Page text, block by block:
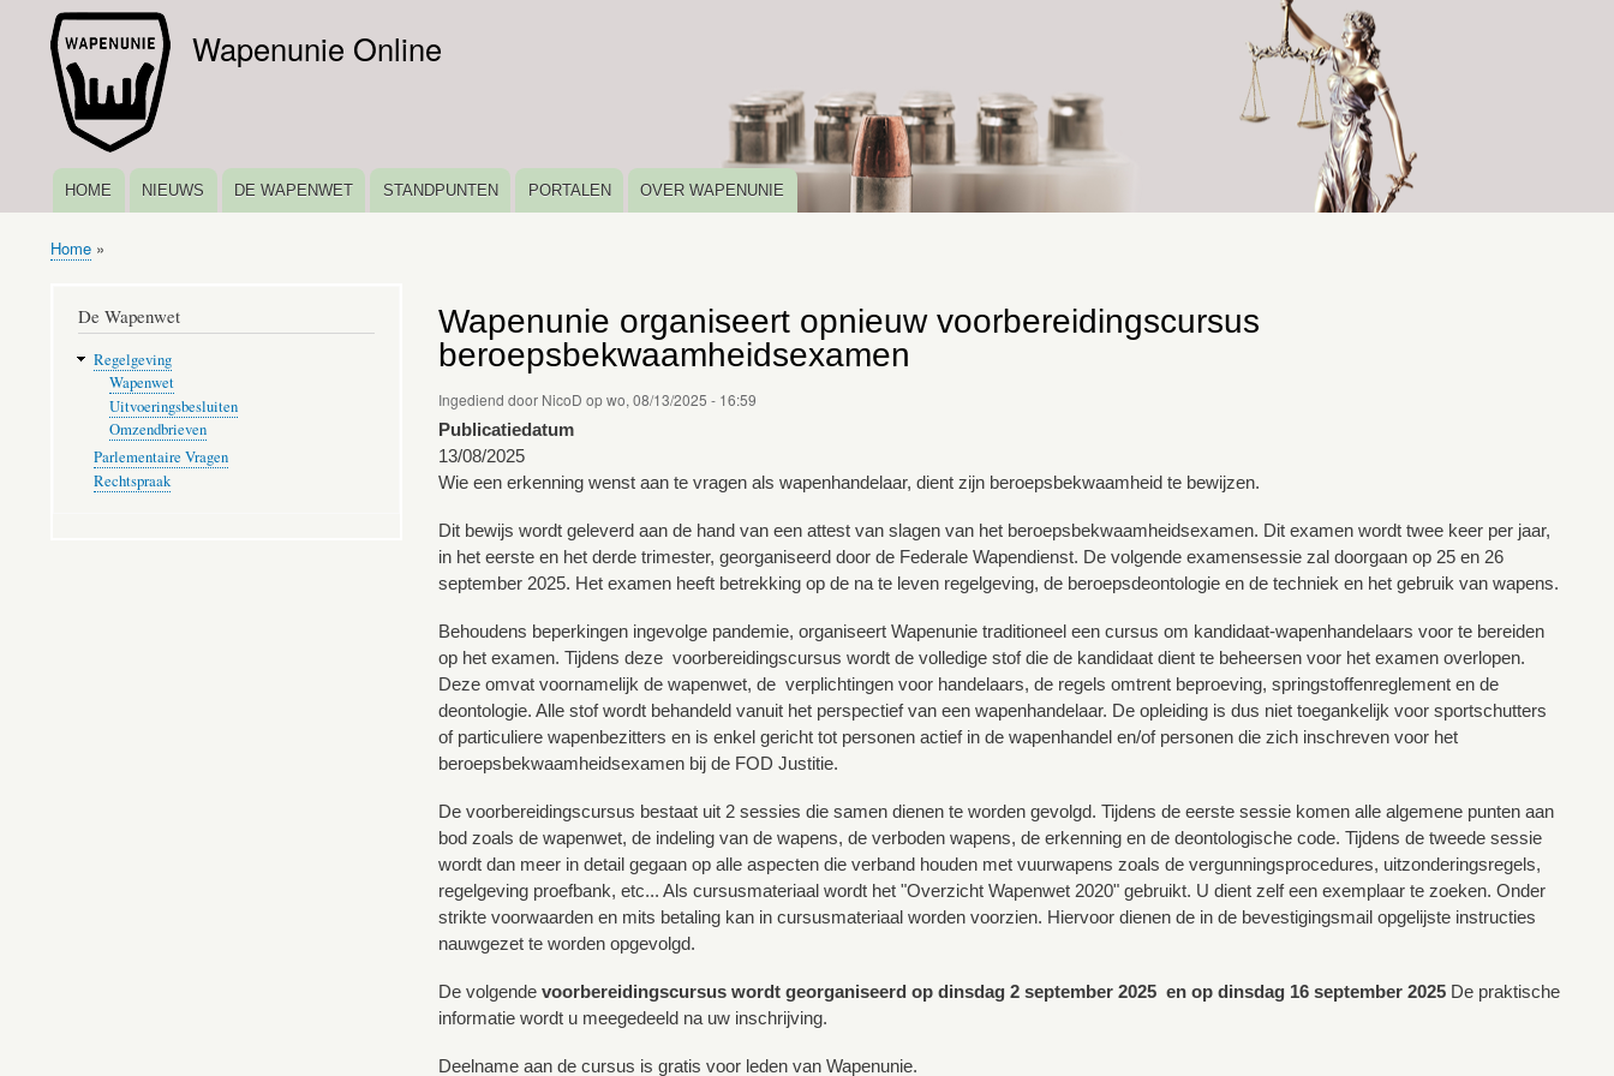
inhoud
gaan
Wapenunie Online
HOOFDNAVIGATIE
HOME NIEUWS DE WAPENWET STANDPUNTEN PORTALEN OVER WAPENUNIE
Kruimelpad
Home
Wapenunie organiseert opnieuw voorbereidingscursus
beroepsbekwaamheidsexamen
Ingediend door NicoD opwo, 08/13/2025 - 16:59
Publicatiedatum
13/08/2025
Wie een erkenning wenst aan te vragen als wapenhandelaar, dient zijn beroepsbekwaamheid te bewijzen.
Dit bewijs wordt geleverd aan de hand van een attest van slagen van het beroepsbekwaamheidsexamen. Dit examen wordt twee keer per jaar,
in het eerste en het derde trimester, georganiseerd door de Federale Wapendienst. De volgende examensessie zal doorgaan op 25 en 26
september 2025. Het examen heeft betrekking op de na te leven regelgeving, de beroepsdeontologie en de techniek en het gebruik van wapens.
Behoudens beperkingen ingevolge pandemie, organiseert Wapenunie traditioneel een cursus om kandidaat-wapenhandelaars voor te bereiden
op het examen. Tijdens deze voorbereidingscursus wordt de volledige stof die de kandidaat dient te beheersen voor het examen overlopen.
Deze omvat voornamelijk de wapenwet, de verplichtingen voor handelaars, de regels omtrent beproeving, springstoffenreglement en de
deontologie. Alle stof wordt behandeld vanuit het perspectief van een wapenhandelaar. De opleiding is dus niet toegankelijk voor sportschutters
of particuliere wapenbezitters en is enkel gericht tot personen actief in de wapenhandel en/of personen die zich inschreven voor het
beroepsbekwaamheidsexamen bij de FOD Justitie.
De voorbereidingscursus bestaat uit 2 sessies die samen dienen te worden gevolgd. Tijdens de eerste sessie komen alle algemene punten aan
bod zoals de wapenwet, de indeling van de wapens, de verboden wapens, de erkenning en de deontologische code. Tijdens de tweede sessie
wordt dan meer in detail gegaan op alle aspecten die verband houden met vuurwapens zoals de vergunningsprocedures, uitzonderingsregels,
regelgeving proefbank, etc... Als cursusmateriaal wordt het "Overzicht Wapenwet 2020" gebruikt. U dient zelf een exemplaar te zoeken. Onder
strikte voorwaarden en mits betaling kan in cursusmateriaal worden voorzien. Hiervoor dienen de in de bevestigingsmail opgelijste instructies
nauwgezet te worden opgevolgd.
De volgendevoorbereidingscursus wordt georganiseerd op dinsdag 2 september 2025 en op dinsdag 16 september 2025 De praktische
informatie wordt u meegedeeld na uw inschrijving.
Deelname aan de cursus is gratis voor leden van Wapenunie.
De Wapenwet
Regelgeving
Wapenwet
Uitvoeringsbesluiten
Omzendbrieven
Parlementaire Vragen
Rechtspraak